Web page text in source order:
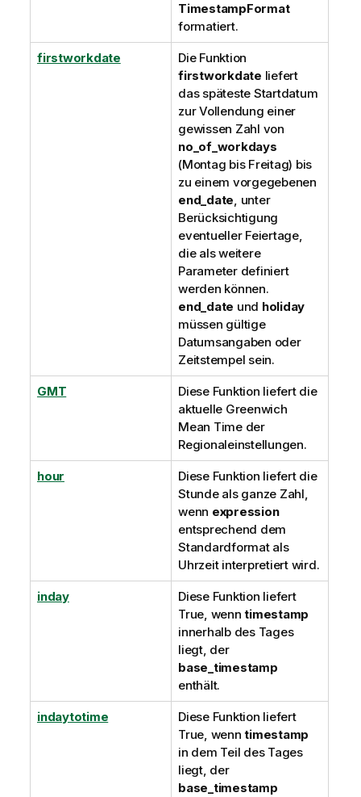
TimestampFormat
formatiert.
firstworkdate
Die Funktion
firstworkdate liefert
das späteste Startdatum
zur Vollendung einer
gewissen Zahl von
no_of_workdays
(Montag bis Freitag) bis
zu einem vorgegebenen
end_date, unter
Berücksichtigung
eventueller Feiertage,
die als weitere
Parameter definiert
werden können.
end_date und holiday
müssen gültige
Datumsangaben oder
Zeitstempel sein.
GMT
Diese Funktion liefert die
aktuelle Greenwich
Mean Timeder
Regionaleinstellungen.
hour
Diese Funktion liefert die
Stunde als ganze Zahl,
wenn expression
entsprechend dem
Standardformat als
Uhrzeit interpretiert wird.
inday
Diese Funktion liefert
True, wenntimestamp
innerhalb des Tages
liegt, der
base_timestamp
enthält.
indaytotime
Diese Funktion liefert
True, wenntimestamp
in dem Teil des Tages
liegt, der
base_timestamp